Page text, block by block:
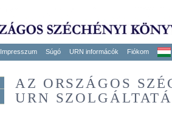
Impresszum Súgó URN informácók Fiókom
AZ ORSZÁGOS
URN